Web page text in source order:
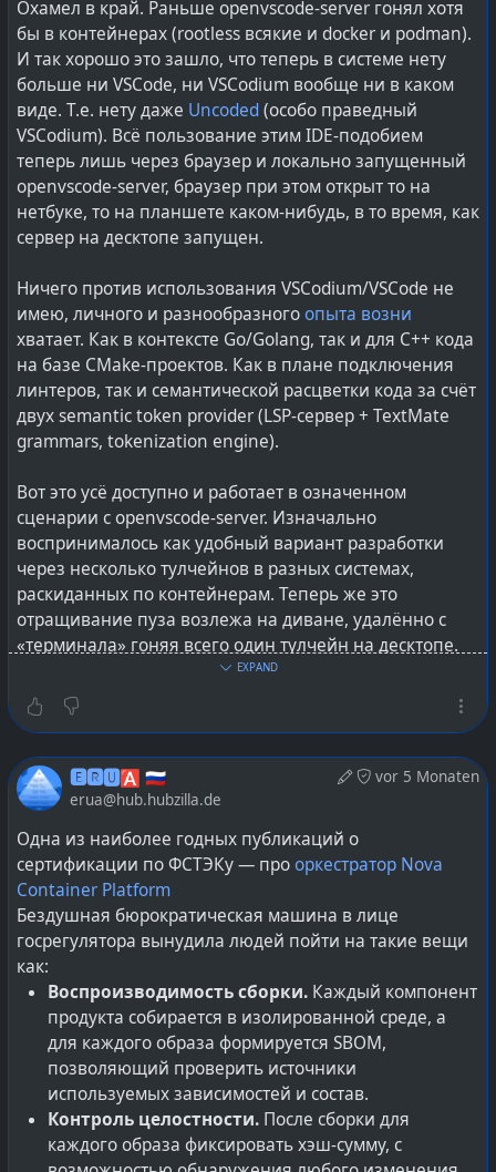
Охамел в край. Раньше openvscode-server гонял хотя
бы в контейнерах (rootless всякие и docker и podman).
И так хорошо это зашло, что теперь в системе нету
больше ни VSCode, ни VSCodium вообще ни в каком
виде. Т.е. нету даже Uncoded(особо праведный
VSCodium). Всё пользование этим IDE-подобием
теперь лишь через браузер и локально запущенный
openvscode-server, браузер при этом открыт то на
нетбуке, то на планшете каком-нибудь, в то время, как
сервер на десктопе запущен.
Ничего против использования VSCodium/VSCode не
имею, личного и разнообразногоопыта возни
хватает. Как в контексте Go/Golang, так и для C++ кода
на базе CMake-проектов. Как в плане подключения
линтеров, так и семантической расцветки кода за счёт
двух semantic token provider (LSP-сервер + TextMate
grammars, tokenization engine).
Вот это усё доступно и работает в означенном
сценарии с openvscode-server. Изначально
воспринималось как удобный вариант разработки
через несколько тулчейнов в разных системах,
раскиданных по контейнерам. Теперь же это
отращивание пуза возлежа на диване, удалённо с
«терминала» гоняя всего один тулчейн на десктопе.
Не пяти-шести в разных контейнерах, а всего одного
отжиматься, а на свежем воздухе гулять только ради
жарки шашлыков? Межсезонный депресняк плющит
#softwaredev# software#softwaredevelopment
#programming#vscode
EXPAND
vor 5 Monaten
🅴🆁🆄🅰 🇷🇺
erua@hub.hubzilla.de
Одна из наиболее годных публикаций о
сертификации по ФСТЭКу — прооркестратор Nova
Container Platform
Бездушная бюрократическая машина в лице
госрегулятора вынудила людей пойти на такие вещи
как:
Воспроизводимость сборки. Каждый компонент
продукта собирается в изолированной среде, а
для каждого образа формируется SBOM,
позволяющий проверить источники
используемых зависимостей и состав.
Контроль целостности. После сборки для
каждого образа фиксировать хэш-сумму, с